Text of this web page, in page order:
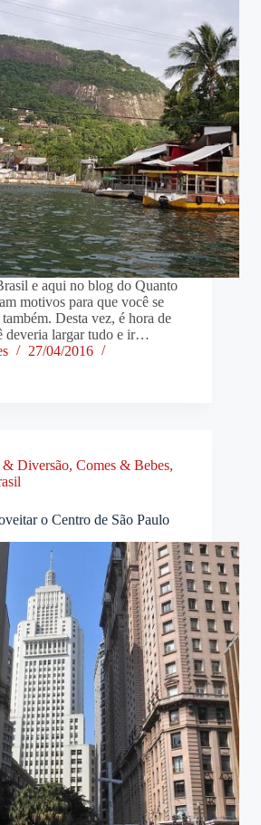
e aqui no blog do Quanto
motivos para que você se
Desta vez, é hora de
deveria largar tudo e ir…
27/04/2016
& Diversão, Comes & Bebes,
o Centro de São Paulo